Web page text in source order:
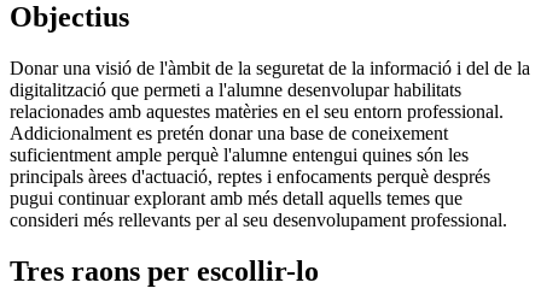
Objectius
Donar una visió de l'àmbit de la seguretat de la informació i del de la
digitalització que permeti a l'alumne desenvolupar habilitats
relacionades amb aquestes matèries en el seu entorn professional.
Addicionalment es pretén donar una base de coneixement
suficientment ample perquè l'alumne entengui quines són les
principals àrees d'actuació, reptes i enfocaments perquè després
pugui continuar explorant amb més detall aquells temes que
consideri més rellevants per al seu desenvolupament professional.
Tres raons per escollir-lo